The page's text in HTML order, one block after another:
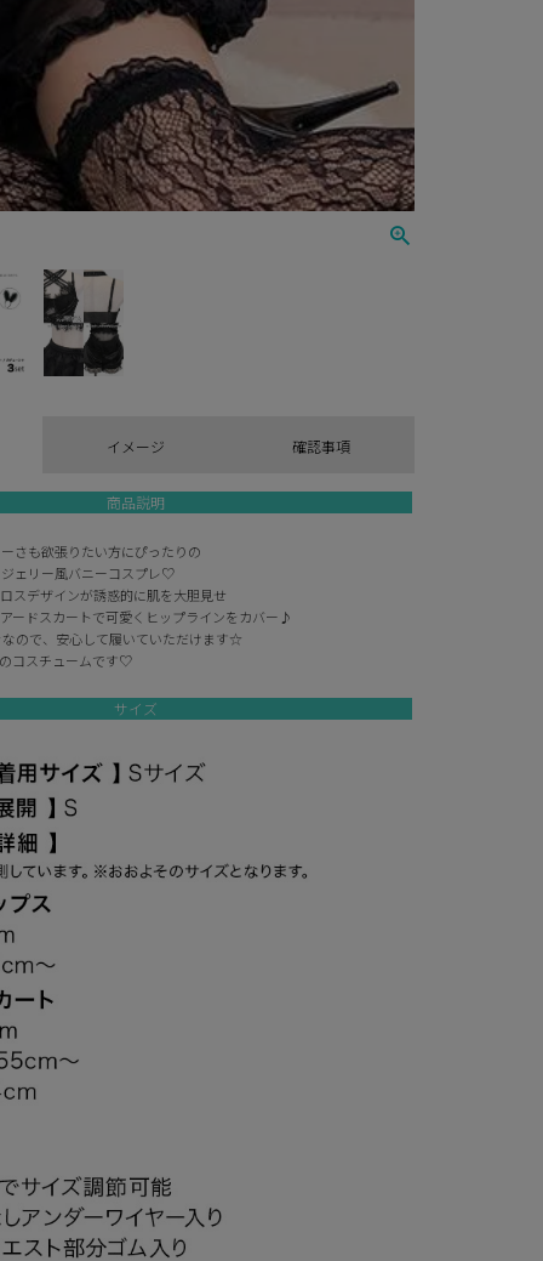
イメージ 確認事項
商品説明
さも欲張りたい方にぴったりの
ェリー風バニーコスプレ♡
スデザインが誘惑的に肌を大胆見せ
ードスカートで可愛くヒップラインをカバー♪
ので、安心して履いていただけます☆
コスチュームです♡
サイズ